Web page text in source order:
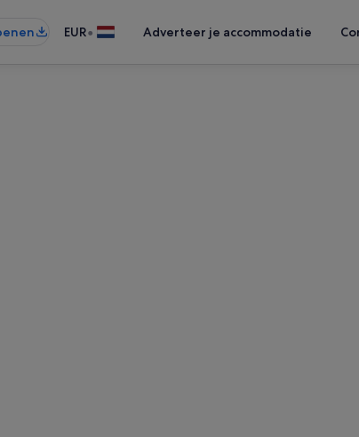
EUR• Adverteer je accommodatie